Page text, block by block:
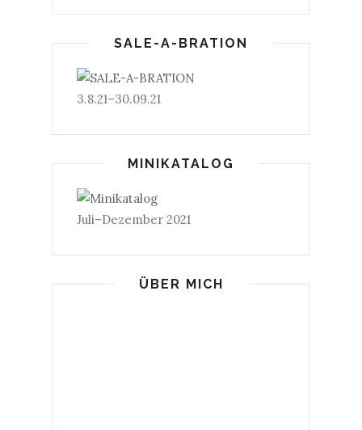
SALE-A-BRATION
3.8.21–30.09.21
MINIKATALOG
Juli–Dezember 2021
ÜBER MICH